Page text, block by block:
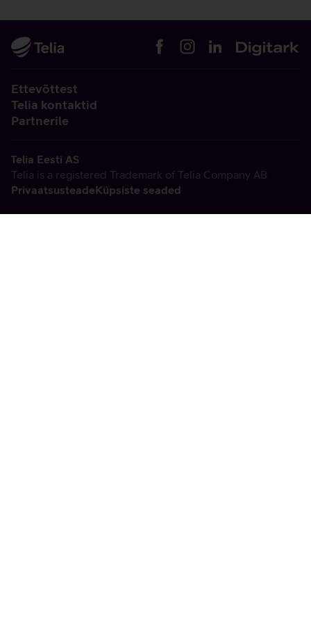
Ettevõttest
Telia kontaktid
Partnerile
Telia Eesti AS
Telia is a registered Trademark of Telia Company AB
PrivaatsusteadeKüpsiste seaded